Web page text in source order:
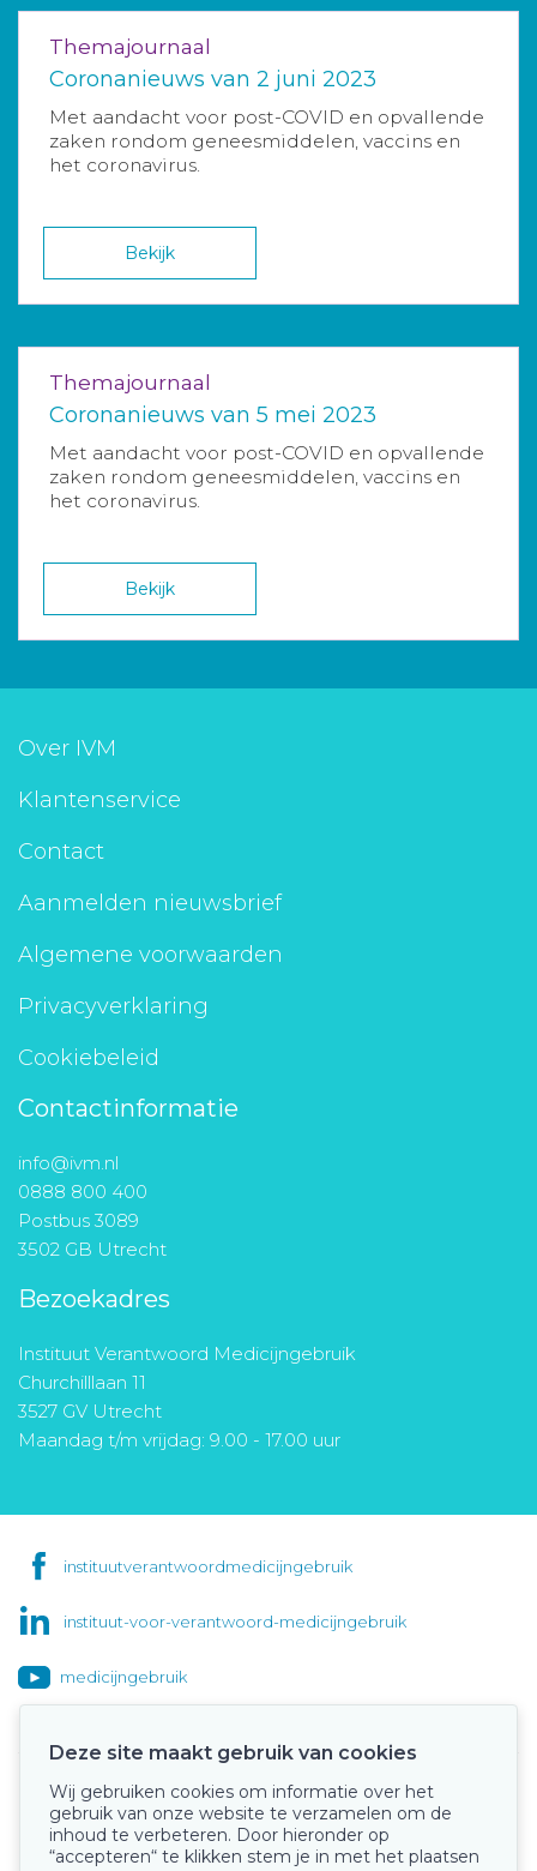
Themajournaal
Coronanieuws van 2 juni 2023
Met aandacht voor post-COVID en opvallende
zaken rondom geneesmiddelen, vaccins en
het coronavirus.
Bekijk
Themajournaal
Coronanieuws van 5 mei 2023
Met aandacht voor post-COVID en opvallende
zaken rondom geneesmiddelen, vaccins en
het coronavirus.
Bekijk
Over IVM
Klantenservice
Contact
Aanmelden nieuwsbrief
Algemene voorwaarden
Privacyverklaring
Cookiebeleid
Contactinformatie
info@ivm.nl
0888 800 400
Postbus 3089
3502 GB Utrecht
Bezoekadres
Instituut Verantwoord Medicijngebruik
Churchilllaan 11
3527 GV Utrecht
Maandag t/m vrijdag: 9.00 - 17.00 uur
instituutverantwoordmedicijngebruik
instituut-voor-verantwoord-medicijngebruik
medicijngebruik
Onze keurmerken
Deze site maakt gebruik van cookies
Wij gebruiken cookies om informatie over het
gebruik van onze website te verzamelen om de
inhoud te verbeteren. Door hieronder op
“accepteren“ te klikken stem je in met het plaatsen